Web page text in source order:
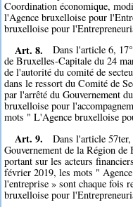
Coordination économique,
l'Agence bruxelloise pour
bruxelloise pour
Art. 8.
Dans l'article 6,
de Bruxelles-Capitale du 24
de l'autorité du comité de
dans le ressort du Comité de
par l'arrêté du Gouvernement
bruxelloise pour
mots " L'Agence bruxelloise
Art. 9.
Dans l'article
Gouvernement de la Région
portant sur les acteurs
février 2019, les mots "
l'entreprise » sont chaque fois
bruxelloise pour